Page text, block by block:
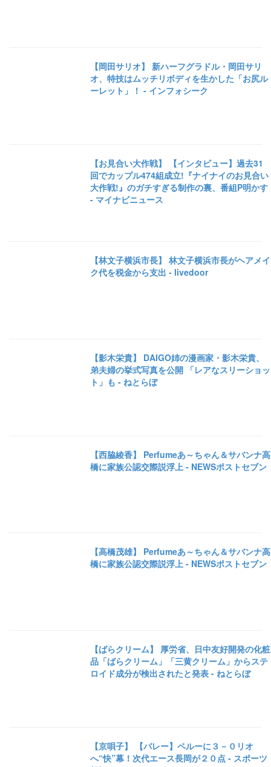
【岡田サリオ】 新ハーフグラドル・岡田サリ
オ、特技はムッチリボディを生かした「お尻ル
ーレット」！ - インフォシーク
【お見合い大作戦】 【インタビュー】過去31
回でカップル474組成立!『ナイナイのお見合い
大作戦!』のガチすぎる制作の裏、番組P明かす
- マイナビニュース
【林文子横浜市長】 林文子横浜市長がヘアメイ
ク代を税金から支出 - livedoor
【影木栄貴】 DAIGO姉の漫画家・影木栄貴、
弟夫婦の挙式写真を公開 「レアなスリーショッ
ト」も - ねとらぼ
【西脇綾香】 Perfumeあ～ちゃん＆サバンナ高
橋に家族公認交際説浮上 - NEWSポストセブン
【高橋茂雄】 Perfumeあ～ちゃん＆サバンナ高
橋に家族公認交際説浮上 - NEWSポストセブン
【ばらクリーム】 厚労省、日中友好開発の化粧
品「ばらクリーム」「三黄クリーム」からステ
ロイド成分が検出されたと発表 - ねとらぼ
【京唄子】 【バレー】ペルーに３－０リオ
へ“快”幕！次代エース長岡が２０点 - スポーツ